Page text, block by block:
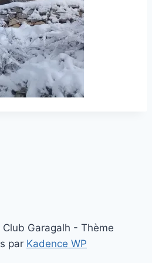
Garagalh - Thème
par Kadence WP